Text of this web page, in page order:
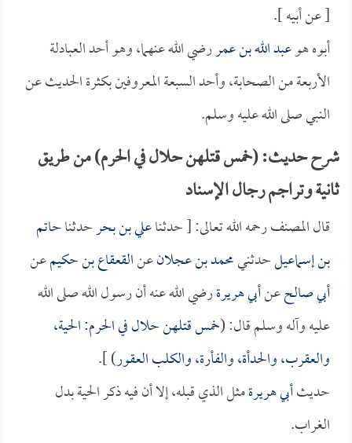
[ عن أبيه ].
أبوه هوعبد الله بن عمررضي الله عنهما، وهو أحد العبادلة
الأربعة من الصحابة، وأحد السبعة المعروفين بكثرة الحديث عن
النبي صلى الله عليه وسلم.
شرح حديث: (خمس قتلهن حلال في الحرم) من طريق
ثانية وتراجم رجال الإسناد
قال المصنف رحمه الله تعالى: [ حدثناعلي بن بحرحدثناحاتم
بن إسماعيلحدثنيمحمد بن عجلانعنالقعقاع بن حكيمعن
أبي صالحعنأبي هريرةرضي الله عنه أن رسول الله صلى الله
عليه وآله وسلم قال: (خمس قتلهن حلال في الحرم: الحية،
والعقرب، والحدأة، والفأرة، والكلب العقور) ].
حديثأبي هريرةمثل الذي قبله، إلا أن فيه ذكر الحية بدل
الغراب.